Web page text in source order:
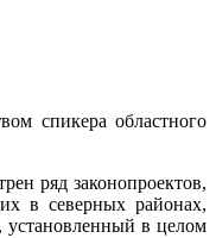
спикера областного
ряд законопроектов,
в северных районах,
установленный в целом